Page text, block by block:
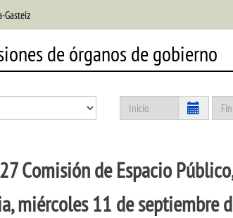
Gasteiz
de órganos de gobierno
Comisión de Espacio
miércoles 11 de septiembre